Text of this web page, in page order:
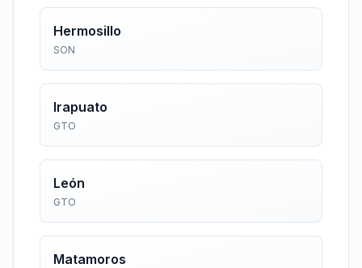
Hermosillo
SON
Irapuato
GTO
León
GTO
Matamoros